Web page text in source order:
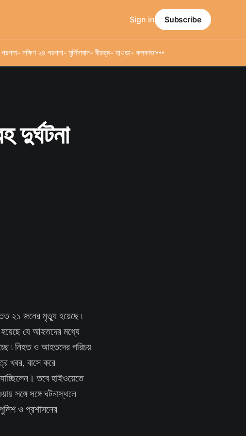
- দক্ষিণ ২৪ পরগনা- মুর্শিদাবাদ- বীরভূম- হাওড়া- কলকাতা
Sign in Subscribe
২১ জনের মৃত্যু হয়েছে ৷
যে আহতদের মধ্যে
৷ নিহত ও আহতদের পরিচয়
খবর, বাসে করে
তবে হাইওয়েতে
সঙ্গে সঙ্গে ঘটনাস্থলে
ও প্রশাসনের